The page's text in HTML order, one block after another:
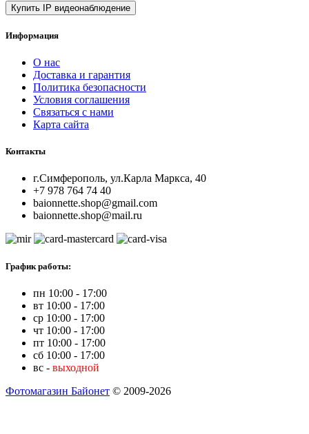
Информация
О нас
Доставка и гарантия
Политика безопасности
Условия соглашения
Связаться с нами
Карта сайта
Контакты
г.Симферополь, ул.Карла Маркса, 40
+7 978 764 74 40
baionnette.shop@gmail.com
baionnette.shop@mail.ru
График работы:
пн 10:00 - 17:00
вт 10:00 - 17:00
ср 10:00 - 17:00
чт 10:00 - 17:00
пт 10:00 - 17:00
сб 10:00 - 17:00
вс - выходной
Фотомагазин Байонет © 2009-2026